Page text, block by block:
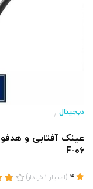
دیجیتال /
F-06
(امتیاز 1خریدار)